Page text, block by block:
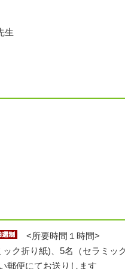
生
<所要時間１時間>
ク折り紙)、5名（セラミッ
郵便にてお送りします